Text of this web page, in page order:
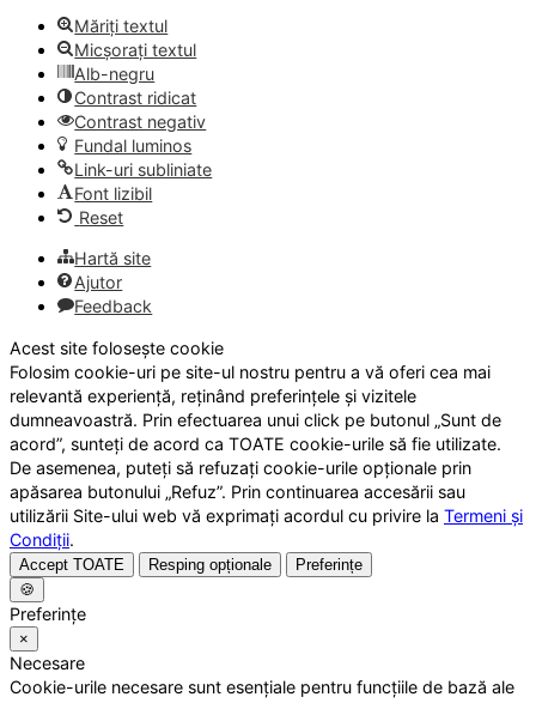
Măriți textul
Micșorați textul
Alb-negru
Contrast ridicat
Contrast negativ
Fundal luminos
Link-uri subliniate
Font lizibil
Reset
Hartă site
Ajutor
Feedback
Acest site folosește cookie
Folosim cookie-uri pe site-ul nostru pentru a vă oferi cea mai
relevantă experiență, reținând preferințele și vizitele
dumneavoastră. Prin efectuarea unui click pe butonul „Sunt de
acord”, sunteți de acord ca TOATE cookie-urile să fie utilizate.
De asemenea, puteți să refuzați cookie-urile opționale prin
apăsarea butonului „Refuz”. Prin continuarea accesării sau
utilizării Site-ului web vă exprimați acordul cu privire la Termeni și
Condiții.
Accept TOATE Resping opționale
Preferințe
🍪
Preferințe
×
Necesare
Cookie-urile necesare sunt esențiale pentru funcțiile de bază ale